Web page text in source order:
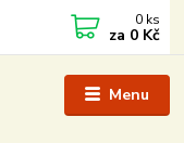
Menu
0 ks
za 0 Kč